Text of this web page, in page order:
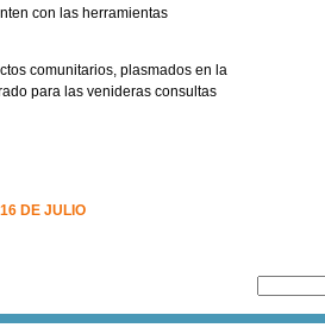
con las herramientas
comunitarios, plasmados en la
para las venideras consultas
DE JULIO